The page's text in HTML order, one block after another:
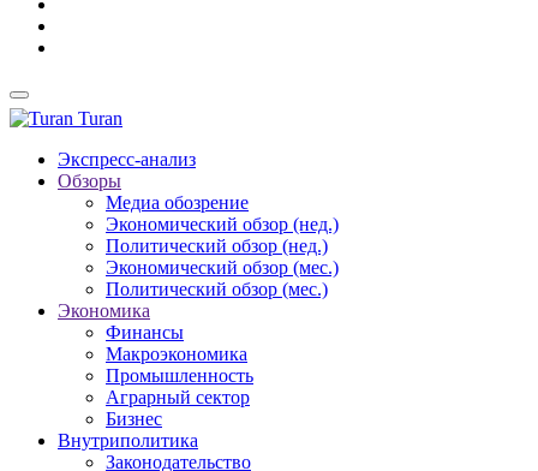
Turan
Экспресс-анализ
Обзоры
Медиа обозрение
Экономический обзор (нед.)
Политический обзор (нед.)
Экономический обзор (мес.)
Политический обзор (мес.)
Экономика
Финансы
Макроэкономика
Промышленность
Аграрный сектор
Бизнес
Внутриполитика
Законодательство